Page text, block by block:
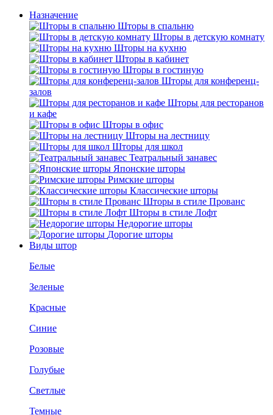
Назначение
Шторы в спальню
Шторы в детскую комнату
Шторы на кухню
Шторы в кабинет
Шторы в гостиную
Шторы для конференц-
залов
Шторы для ресторанов
и кафе
Шторы в офис
Шторы на лестницу
Шторы для школ
Театральный занавес
Японские шторы
Римские шторы
Классические шторы
Шторы в стиле Прованс
Шторы в стиле Лофт
Недорогие шторы
Дорогие шторы
Виды штор
Белые
Зеленые
Красные
Синие
Розовые
Голубые
Светлые
Темные